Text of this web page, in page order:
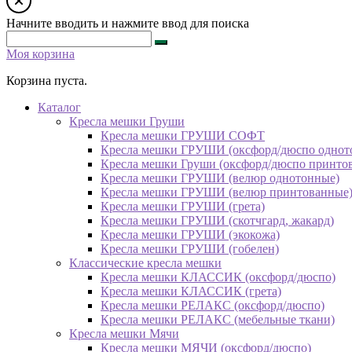
Начните вводить и нажмите ввод для поиска
Моя корзина
Корзина пуста.
Каталог
Кресла мешки Груши
Кресла мешки ГРУШИ СОФТ
Кресла мешки ГРУШИ (оксфорд/дюспо
Кресла мешки Груши (оксфорд/дюспо
Кресла мешки ГРУШИ (велюр однотонные)
Кресла мешки ГРУШИ (велюр принтованные)
Кресла мешки ГРУШИ (грета)
Кресла мешки ГРУШИ (скотчгард, жакард)
Кресла мешки ГРУШИ (экокожа)
Кресла мешки ГРУШИ (гобелен)
Классические кресла мешки
Кресла мешки КЛАССИК (оксфорд/дюспо)
Кресла мешки КЛАССИК (грета)
Креслa мешки РЕЛАКС (оксфорд/дюспо)
Креслa мешки РЕЛАКС (мебельные ткани)
Кресла мешки Мячи
Кресла мешки МЯЧИ (оксфорд/дюспо)